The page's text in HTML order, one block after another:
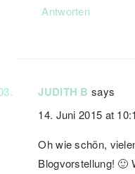
Antworten
JUDITH B says
14. Juni 2015 at
Oh wie schön,
Blogvorstellung! 🙂